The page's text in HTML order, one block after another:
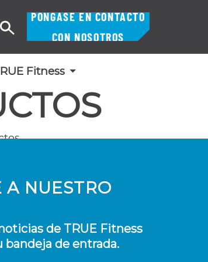
Fitness
PÓNGASE EN CONTACTO
CON NOSOTROS
Buscar
A NUESTRO
de TRUE Fitness
de entrada.